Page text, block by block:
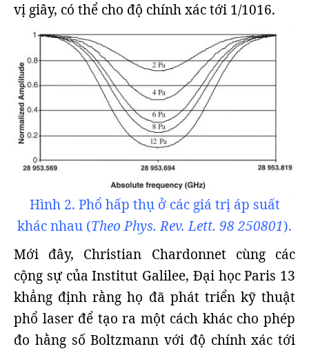
vị giây, có thể cho độ chính xác tới 1/1016.
Hình 2. Phổ hấp thụ ở các giá trị áp suất
khác nhau (Theo Phys. Rev. Lett. 98 250801).
Mới đây, Christian Chardonnet cùng các
cộng sự của Institut Galilee, Đại học Paris 13
khẳng định rằng họ đã phát triển kỹ thuật
phổ laser để tạo ra một cách khác cho phép
đo hằng số Boltzmann với độ chính xác tới